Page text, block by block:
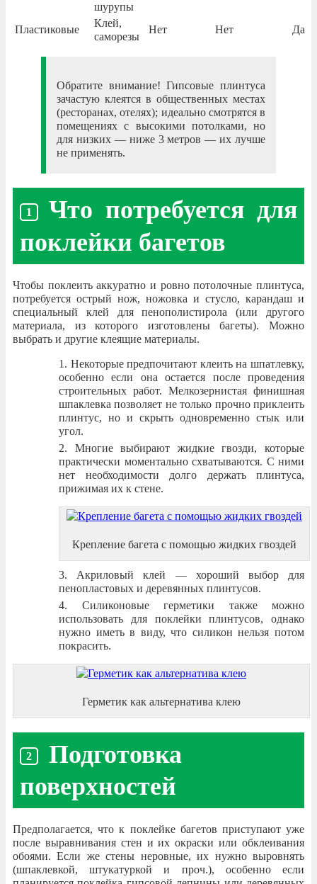
шурупы
Пластиковые
Клей,
саморезы
Нет Нет Да
Обратите внимание! Гипсовые плинтуса
зачастую клеятся в общественных местах
(ресторанах, отелях); идеально смотрятся в
помещениях с высокими потолками, но
для низких — ниже 3 метров — их лучше
не применять.
Что потребуется для
поклейки багетов
Чтобы поклеить аккуратно и ровно потолочные плинтуса,
потребуется острый нож, ножовка и стусло, карандаш и
специальный клей для пенополистирола (или другого
материала, из которого изготовлены багеты). Можно
выбрать и другие клеящие материалы.
Некоторые предпочитают клеить на шпатлевку,
особенно если она остается после проведения
строительных работ. Мелкозернистая финишная
шпаклевка позволяет не только прочно приклеить
плинтус, но и скрыть одновременно стык или
угол.
Многие выбирают жидкие гвозди, которые
практически моментально схватываются. С ними
нет необходимости долго держать плинтуса,
прижимая их к стене.
Крепление багета с помощью жидких гвоздей
Акриловый клей — хороший выбор для
пенопластовых и деревянных плинтусов.
Силиконовые герметики также можно
использовать для поклейки плинтусов, однако
нужно иметь в виду, что силикон нельзя потом
покрасить.
Герметик как альтернатива клею
Подготовка
поверхностей
Предполагается, что к поклейке багетов приступают уже
после выравнивания стен и их окраски или обклеивания
обоями. Если же стены неровные, их нужно выровнять
(шпаклевкой, штукатуркой и проч.), особенно если